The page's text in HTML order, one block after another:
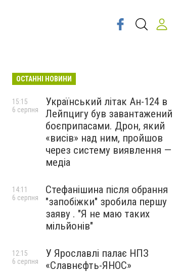
ОСТАННІ НОВИНИ
Український літак Ан-124 в
Лейпцигу був завантажений
боєприпасами. Дрон, який
«висів» над ним, пройшов
через систему виявлення —
медіа
15:15
6 серпня
Стефанішина після обрання
"запобіжки" зробила першу
заяву . "Я не маю таких
мільйонів"
14:11
6 серпня
У Ярославлі палає НПЗ
«Славнєфть-ЯНОС»
12:15
6 серпня